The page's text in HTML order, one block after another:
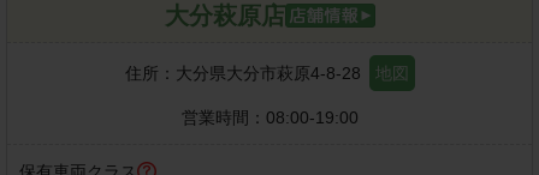
大分萩原店
住所： 大分県大分市萩原4-8-28 地図
営業時間： 08:00-19:00